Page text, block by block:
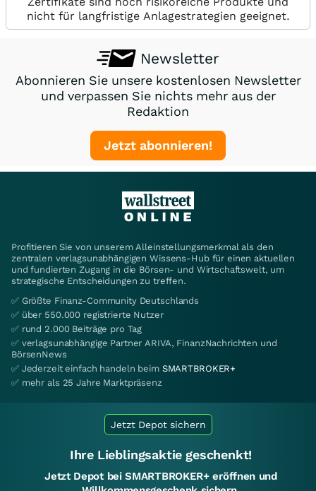
nicht für langfristige Anlagestrategien geeignet.
Newsletter
Abonnieren Sie unsere kostenlosen Newsletter
und verpassen Sie nichts mehr aus der
Redaktion
Jetzt abonnieren!
Profitieren Sie von unserem Alleinstellungsmerkmal als den
zentralen verlagsunabhängigen Wissens-Hub für einen aktuellen
und fundierten Zugang in die Börsen- und Wirtschaftswelt, um
strategische Entscheidungen zu treffen.
✅ Größte Finanz-Community Deutschlands
✅ über 550.000 registrierte Nutzer
✅ rund 2.000 Beiträge pro Tag
✅ verlagsunabhängige Partner ARIVA, FinanzNachrichten und
BörsenNews
✅ Jederzeit einfach handeln beim SMARTBROKER+
✅ mehr als 25 Jahre Marktpräsenz
Jetzt Depot sichern
Ihre Lieblingsaktie geschenkt!
Jetzt Depot bei SMARTBROKER+ eröffnen und